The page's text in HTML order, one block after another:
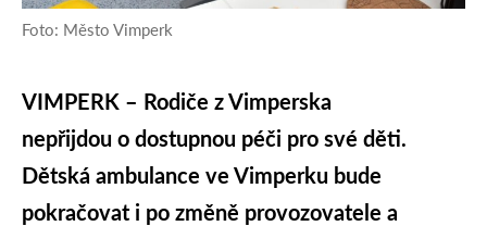
Foto: Město Vimperk
VIMPERK – Rodiče z Vimperska
nepřijdou o dostupnou péči pro své děti.
Dětská ambulance ve Vimperku bude
pokračovat i po změně provozovatele a